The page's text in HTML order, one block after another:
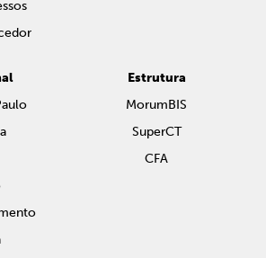
Estrutura
MorumBIS
SuperCT
CFA